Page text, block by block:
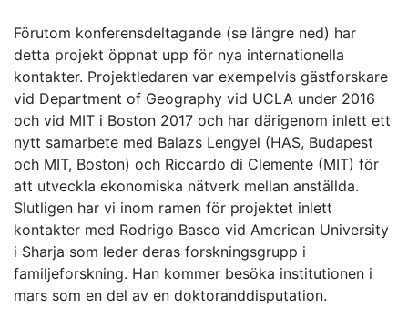
Förutom konferensdeltagande (se längre ned) har
detta projekt öppnat upp för nya internationella
kontakter. Projektledaren var exempelvis gästforskare
vid Department of Geography vid UCLA under 2016
och vid MIT i Boston 2017 och har därigenom inlett ett
nytt samarbete med Balazs Lengyel (HAS, Budapest
och MIT, Boston) och Riccardo di Clemente (MIT) för
att utveckla ekonomiska nätverk mellan anställda.
Slutligen har vi inom ramen för projektet inlett
kontakter med Rodrigo Basco vid American University
i Sharja som leder deras forskningsgrupp i
familjeforskning. Han kommer besöka institutionen i
mars som en del av en doktoranddisputation.